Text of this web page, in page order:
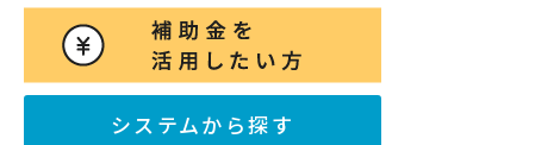
システムから探す